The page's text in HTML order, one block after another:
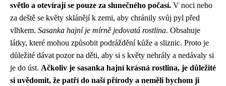
světlo a otevírají se pouze za slunečného počasí. V noci nebo
za deště se květy sklánějí k zemi, aby chránily svůj pyl před
vlhkem. Sasanka hajní je mírně jedovatá rostlina. Obsahuje
látky, které mohou způsobit podráždění kůže a sliznic. Proto je
důležité dávat pozor na děti, aby si s květy nehrály a nedávaly si
je do úst. Ačkoliv je sasanka hajní krásná rostlina, je důležité
si uvědomit, že patří do naší přírody a neměli bychom ji